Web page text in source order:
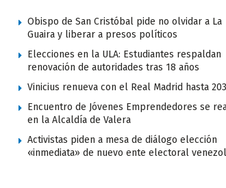
Obispo de San Cristóbal pide no olvidar a La
Guaira y liberar a presos políticos
Elecciones en la ULA: Estudiantes respaldan
renovación de autoridades tras 18 años
Vinicius renueva con el Real Madrid hasta
Encuentro de Jóvenes Emprendedores se
en la Alcaldía de Valera
Activistas piden a mesa de diálogo elección
«inmediata» de nuevo ente electoral